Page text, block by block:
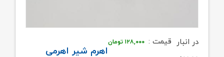
اهرم شیر اهرمی
قیمت : ۱۲۸,۰۰۰ تومان
در انبار